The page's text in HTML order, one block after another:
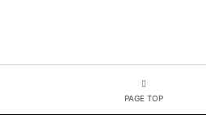
PAGE TOP